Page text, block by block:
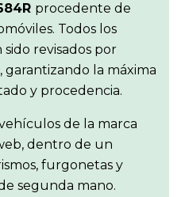
procedente de
Todos los
revisados por
garantizando la máxima
y procedencia.
de la marca
dentro de un
furgonetas y
segunda mano.